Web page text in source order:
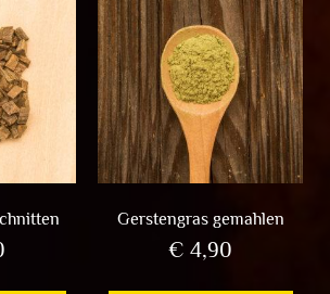
Gerstengras gemahlen
€ 4,90